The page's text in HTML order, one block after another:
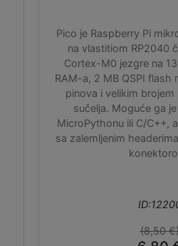
Pico je Raspberry Pi
na vlastitiom RP2040
Cortex-M0 jezgre na
RAM-a, 2 MB QSPI flash
pinova i velikim
sučelja. Moguće ga
MicroPythonu ili C/C++,
sa zalemljenim
(8,50